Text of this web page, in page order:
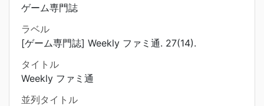
ゲーム専門誌
ラベル
[ゲーム専門誌] Weekly ファミ通. 27(14).
タイトル
Weekly ファミ通
並列タイトル